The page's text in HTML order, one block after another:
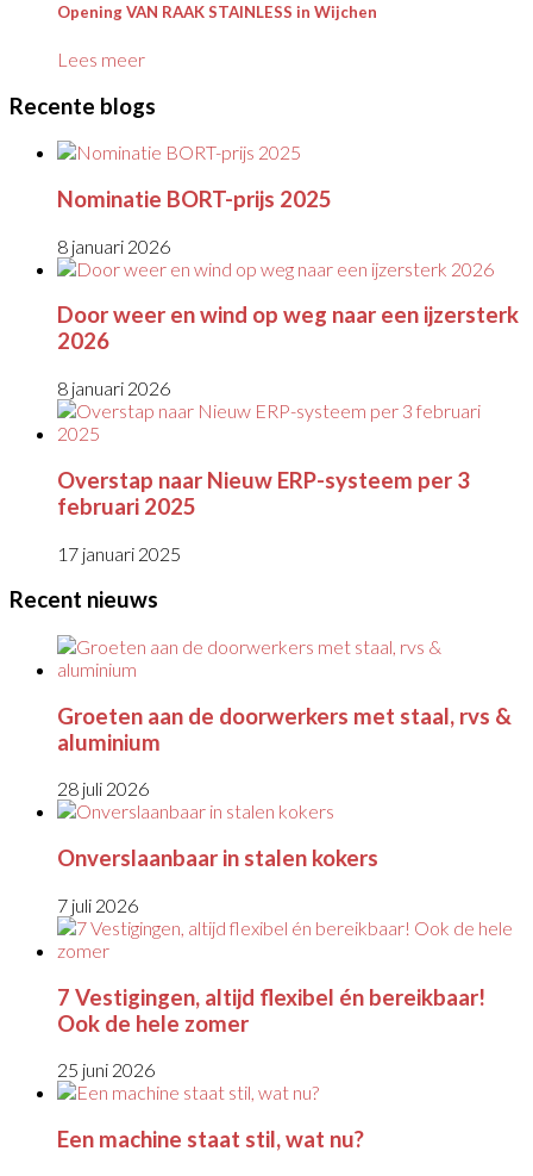
Opening VAN RAAK STAINLESS in Wijchen
Lees meer
Recente blogs
Nominatie BORT-prijs 2025
8 januari 2026
Door weer en wind op weg naar een ijzersterk
2026
8 januari 2026
Overstap naar Nieuw ERP-systeem per 3
februari 2025
17 januari 2025
Recent nieuws
Groeten aan de doorwerkers met staal, rvs &
aluminium
28 juli 2026
Onverslaanbaar in stalen kokers
7 juli 2026
7 Vestigingen, altijd flexibel én bereikbaar!
Ook de hele zomer
25 juni 2026
Een machine staat stil, wat nu?